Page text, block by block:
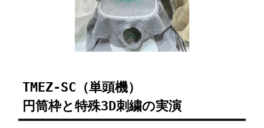
TMEZ-SC（単頭機）
円筒枠と特殊3D刺繍の実演